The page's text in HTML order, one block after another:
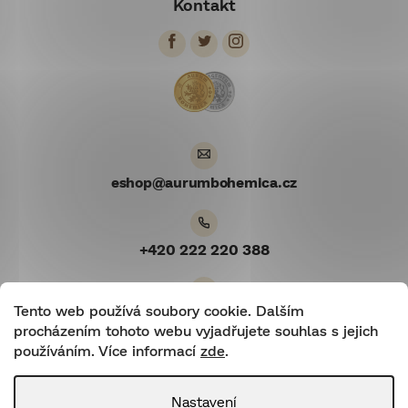
Tento web používá soubory cookie. Dalším
procházením tohoto webu vyjadřujete souhlas s jejich
používáním. Více informací zde.
Nastavení
Kontakt
eshop@aurumbohemica.cz
+420 222 220 388
Youtube